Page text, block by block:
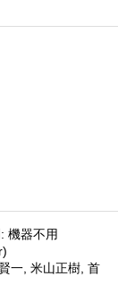
機器不用
一, 米山正樹, 首